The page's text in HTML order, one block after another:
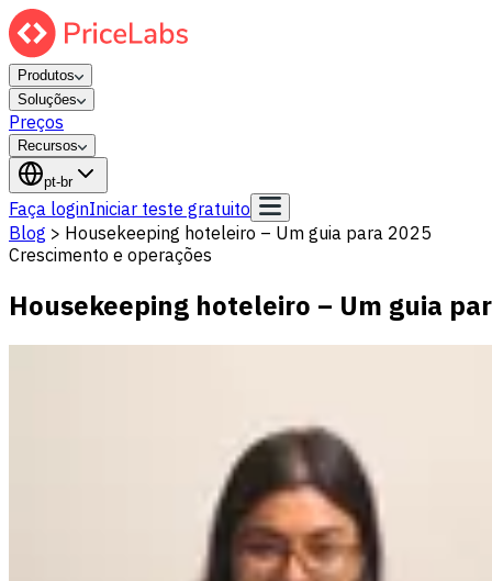
Produtos
Soluções
Preços
Recursos
pt-br
Faça loginIniciar teste gratuito
Blog > Housekeeping hoteleiro – Um guia para 2025
Crescimento e operações
Housekeeping hoteleiro – Um guia